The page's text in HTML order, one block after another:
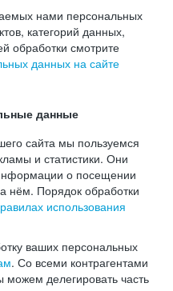
нами персональных
категорий данных,
обработки смотрите
данных на сайте
данные
сайта мы пользуемся
и статистики. Они
о посещении
нём. Порядок обработки
использования
ваших персональных
. Со всеми контрагентами
делегировать часть